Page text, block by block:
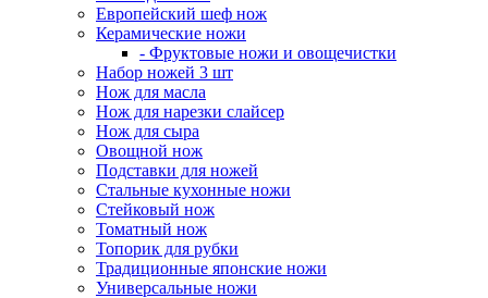
Европейский шеф нож
Керамические ножи
- Фруктовые ножи и овощечистки
Набор ножей 3 шт
Нож для масла
Нож для нарезки слайсер
Нож для сыра
Овощной нож
Подставки для ножей
Стальные кухонные ножи
Стейковый нож
Томатный нож
Топорик для рубки
Традиционные японские ножи
Универсальные ножи